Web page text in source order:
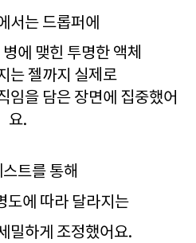
서는 드롭퍼에
에 맺힌 투명한 액체
는 젤까지 실제로
임을 담은 장면에 집중했어
요.
트를 통해
도에 따라 달라지는
밀하게 조정했어요.